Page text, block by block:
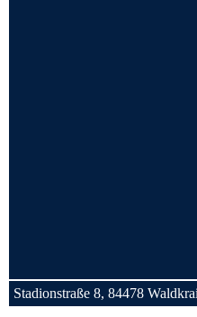
Stadionstraße 8, 84478